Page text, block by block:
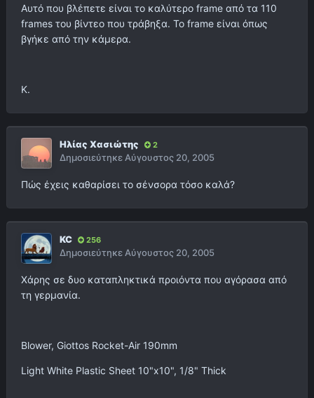
Αυτό που βλέπετε είναι το καλύτερο frame από τα 110
frames του βίντεο που τράβηξα. Το frame είναι όπως
βγήκε από την κάμερα.
Κ.
Ηλίας Χασιώτης 2
ΔημοσιεύτηκεΑύγουστος 20, 2005
Πώς έχεις καθαρίσει το σένσορα τόσο καλά?
KC 256
ΔημοσιεύτηκεΑύγουστος 20, 2005
Χάρης σε δυο καταπληκτικά προιόντα που αγόρασα από
τη γερμανία.
Blower, Giottos Rocket-Air 190mm
Light White Plastic Sheet 10"x10", 1/8" Thick